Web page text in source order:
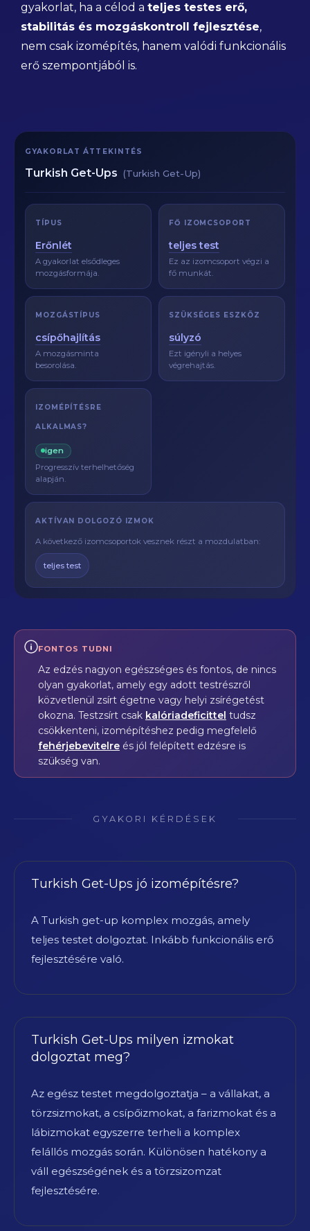
gyakorlat, ha a célod a teljes testes erő,
stabilitás és mozgáskontroll fejlesztése,
nem csak izomépítés, hanem valódi funkcionális
erő szempontjából is.
GYAKORLAT ÁTTEKINTÉS
Turkish Get-Ups (Turkish Get-Up)
TÍPUS
Erőnlét
A gyakorlat elsődleges
mozgásformája.
FŐ IZOMCSOPORT
teljes test
Ez az izomcsoport végzi a
fő munkát.
MOZGÁSTÍPUS
csípőhajlítás
A mozgásminta
besorolása.
SZÜKSÉGES ESZKÖZ
súlyzó
Ezt igényli a helyes
végrehajtás.
IZOMÉPÍTÉSRE
ALKALMAS?
igen
Progresszív terhelhetőség
alapján.
AKTÍVAN DOLGOZÓ IZMOK
A következő izomcsoportok vesznek részt a mozdulatban:
teljes test
FONTOS TUDNI
Az edzés nagyon egészséges és fontos, de nincs
olyan gyakorlat, amely egy adott testrészről
közvetlenül zsírt égetne vagy helyi zsírégetést
okozna. Testzsírt csak kalóriadeficittel tudsz
csökkenteni, izomépítéshez pedig megfelelő
fehérjebevitelre és jól felépített edzésre is
szükség van.
GYAKORI KÉRDÉSEK
Turkish Get-Ups jó izomépítésre?
A Turkish get-up komplex mozgás, amely
teljes testet dolgoztat. Inkább funkcionális erő
fejlesztésére való.
Turkish Get-Ups milyen izmokat
dolgoztat meg?
Az egész testet megdolgoztatja – a vállakat, a
törzsizmokat, a csípőizmokat, a farizmokat és a
lábizmokat egyszerre terheli a komplex
felállós mozgás során. Különösen hatékony a
váll egészségének és a törzsizomzat
fejlesztésére.